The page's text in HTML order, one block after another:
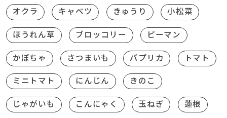
オクラ キャベツ きゅうり 小松菜
ほうれん草 ブロッコリー ピーマン
かぼちゃ さつまいも パプリカ トマト
ミニトマト にんじん きのこ
じゃがいも こんにゃく 玉ねぎ 蓮根